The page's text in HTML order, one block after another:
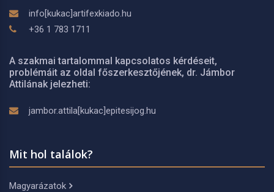
info[kukac]artifexkiado.hu
+36 1 783 1711
A szakmai tartalommal kapcsolatos kérdéseit,
problémáit az oldal főszerkesztőjének, dr. Jámbor
Attilának jelezheti:
jambor.attila[kukac]epitesijog.hu
Mit hol találok?
Magyarázatok